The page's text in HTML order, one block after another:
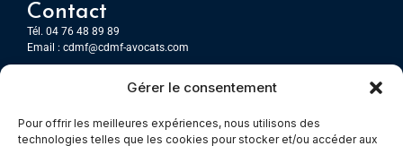
Gérer le consentement
Pour offrir les meilleures expériences, nous utilisons des
technologies telles que les cookies pour stocker et/ou accéder aux
Contact
Tél. 04 76 48 89 89
Email : cdmf@cdmf-avocats.com
7 Place Firmin Gautier
CS 80476